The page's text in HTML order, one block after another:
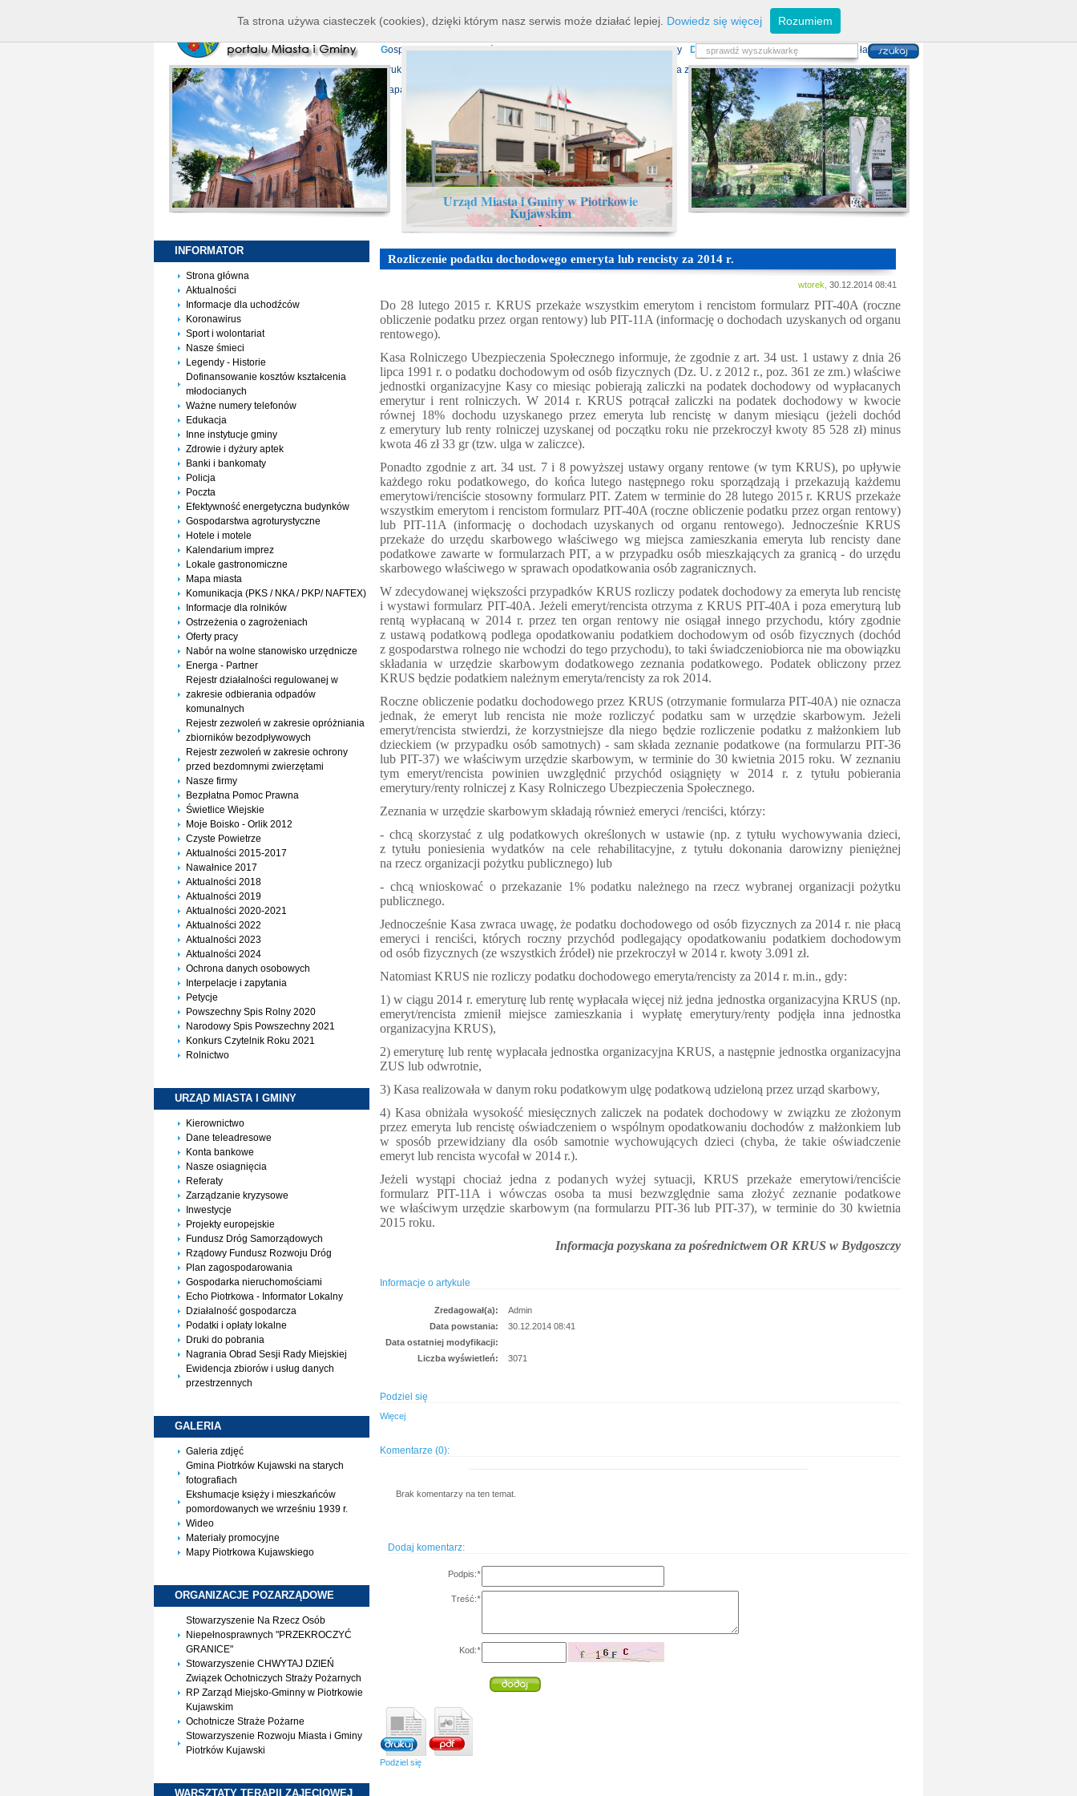
arządzanie kryzysowe
P
rojekty europejskie undusz Dróg Samorządowych ządowy Fundusz Rozwoju Dróg
lan zagospodarowania
Gospodarka nieruchomościami Echo Piotrkowa - Informator Lokalny D ziałalność gospodarcza
odatki i opłaty lokalne
D ruki do pobrania
widencja zbiorów i usług danych przestrzennych
Mapa serwisu
Urząd Miasta i Gminy w Piotrkowie
Kujawskim
-
INFORMATOR
Strona główna
Aktualności
Informacje dla uchodźców
Koronawirus
Sport i wolontariat
Nasze śmieci
Legendy - Historie
Dofinansowanie kosztów kształcenia
młodocianych
Ważne numery telefonów
Edukacja
Inne instytucje gminy
Zdrowie i dyżury aptek
Banki i bankomaty
Policja
Poczta
Efektywność energetyczna budynków
Gospodarstwa agroturystyczne
Hotele i motele
Kalendarium imprez
Lokale gastronomiczne
Mapa miasta
Komunikacja (PKS / NKA / PKP/ NAFTEX)
Informacje dla rolników
Ostrzeżenia o zagrożeniach
Oferty pracy
Nabór na wolne stanowisko urzędnicze
Energa - Partner
Rejestr działalności regulowanej w
zakresie odbierania odpadów
komunalnych
Rejestr zezwoleń w zakresie opróżniania
zbiorników bezodpływowych
Rejestr zezwoleń w zakresie ochrony
przed bezdomnymi zwierzętami
Nasze firmy
Bezpłatna Pomoc Prawna
Świetlice Wiejskie
Moje Boisko - Orlik 2012
Czyste Powietrze
Aktualności 2015-2017
Nawałnice 2017
Aktualności 2018
Aktualności 2019
Aktualności 2020-2021
Aktualności 2022
Aktualności 2023
Aktualności 2024
Ochrona danych osobowych
Interpelacje i zapytania
Petycje
Powszechny Spis Rolny 2020
Narodowy Spis Powszechny 2021
Konkurs Czytelnik Roku 2021
Rolnictwo
URZĄD MIASTA I GMINY
Kierownictwo
Dane teleadresowe
Konta bankowe
Nasze osiagnięcia
Referaty
Zarządzanie kryzysowe
Inwestycje
Projekty europejskie
Fundusz Dróg Samorządowych
Rządowy Fundusz Rozwoju Dróg
Plan zagospodarowania
Gospodarka nieruchomościami
Echo Piotrkowa - Informator Lokalny
Działalność gospodarcza
Podatki i opłaty lokalne
Druki do pobrania
Nagrania Obrad Sesji Rady Miejskiej
Ewidencja zbiorów i usług danych
przestrzennych
GALERIA
Galeria zdjęć
Gmina Piotrków Kujawski na starych
fotografiach
Ekshumacje księży i mieszkańców
pomordowanych we wrześniu 1939 r.
Wideo
Materiały promocyjne
Mapy Piotrkowa Kujawskiego
ORGANIZACJE POZARZĄDOWE
Stowarzyszenie Na Rzecz Osób
Niepełnosprawnych "PRZEKROCZYĆ
GRANICE"
Stowarzyszenie CHWYTAJ DZIEŃ
Związek Ochotniczych Straży Pożarnych
RP Zarząd Miejsko-Gminny w Piotrkowie
Kujawskim
Ochotnicze Straże Pożarne
Stowarzyszenie Rozwoju Miasta i Gminy
Piotrków Kujawski
WARSZTATY TERAPII ZAJĘCIOWEJ
Rozliczenie podatku dochodowego emeryta lub rencisty za 2014 r.
wtorek, 30.12.2014 08:41
Do 28 lutego 2015 r. KRUS przekaże wszystkim emerytom i rencistom formularz PIT-40A (roczne
obliczenie podatku przez organ rentowy) lub PIT-11A (informację o dochodach uzyskanych od organu
rentowego).
Kasa Rolniczego Ubezpieczenia Społecznego informuje, że zgodnie z art. 34 ust. 1 ustawy z dnia 26
lipca 1991 r. o podatku dochodowym od osób fizycznych (Dz. U. z 2012 r., poz. 361 ze zm.) właściwe
jednostki organizacyjne Kasy co miesiąc pobierają zaliczki na podatek dochodowy od wypłacanych
emerytur i rent rolniczych. W 2014 r. KRUS potrącał zaliczki na podatek dochodowy w kwocie
równej 18% dochodu uzyskanego przez emeryta lub rencistę w danym miesiącu (jeżeli dochód
z emerytury lub renty rolniczej uzyskanej od początku roku nie przekroczył kwoty 85 528 zł) minus
kwota 46 zł 33 gr (tzw. ulga w zaliczce).
Ponadto zgodnie z art. 34 ust. 7 i 8 powyższej ustawy organy rentowe (w tym KRUS), po upływie
każdego roku podatkowego, do końca lutego następnego roku sporządzają i przekazują każdemu
emerytowi/renciście stosowny formularz PIT. Zatem w terminie do 28 lutego 2015 r. KRUS przekaże
wszystkim emerytom i rencistom formularz PIT-40A (roczne obliczenie podatku przez organ rentowy)
lub PIT-11A (informację o dochodach uzyskanych od organu rentowego). Jednocześnie KRUS
przekaże do urzędu skarbowego właściwego wg miejsca zamieszkania emeryta lub rencisty dane
podatkowe zawarte w formularzach PIT, a w przypadku osób mieszkających za granicą - do urzędu
skarbowego właściwego w sprawach opodatkowania osób zagranicznych.
W zdecydowanej większości przypadków KRUS rozliczy podatek dochodowy za emeryta lub rencistę
i wystawi formularz PIT-40A. Jeżeli emeryt/rencista otrzyma z KRUS PIT-40A i poza emeryturą lub
rentą wypłacaną w 2014 r. przez ten organ rentowy nie osiągał innego przychodu, który zgodnie
z ustawą podatkową podlega opodatkowaniu podatkiem dochodowym od osób fizycznych (dochód
z gospodarstwa rolnego nie wchodzi do tego przychodu), to taki świadczeniobiorca nie ma obowiązku
składania w urzędzie skarbowym dodatkowego zeznania podatkowego. Podatek obliczony przez
KRUS będzie podatkiem należnym emeryta/rencisty za rok 2014.
Roczne obliczenie podatku dochodowego przez KRUS (otrzymanie formularza PIT-40A) nie oznacza
jednak, że emeryt lub rencista nie może rozliczyć podatku sam w urzędzie skarbowym. Jeżeli
emeryt/rencista stwierdzi, że korzystniejsze dla niego będzie rozliczenie podatku z małżonkiem lub
dzieckiem (w przypadku osób samotnych) - sam składa zeznanie podatkowe (na formularzu PIT-36
lub PIT-37) we właściwym urzędzie skarbowym, w terminie do 30 kwietnia 2015 roku. W zeznaniu
tym emeryt/rencista powinien uwzględnić przychód osiągnięty w 2014 r. z tytułu pobierania
emerytury/renty rolniczej z Kasy Rolniczego Ubezpieczenia Społecznego.
Zeznania w urzędzie skarbowym składają również emeryci /renciści, którzy:
- chcą skorzystać z ulg podatkowych określonych w ustawie (np. z tytułu wychowywania dzieci,
z tytułu poniesienia wydatków na cele rehabilitacyjne, z tytułu dokonania darowizny pieniężnej
na rzecz organizacji pożytku publicznego) lub
- chcą wnioskować o przekazanie 1% podatku należnego na rzecz wybranej organizacji pożytku
publicznego.
Jednocześnie Kasa zwraca uwagę, że podatku dochodowego od osób fizycznych za 2014 r. nie płacą
emeryci i renciści, których roczny przychód podlegający opodatkowaniu podatkiem dochodowym
od osób fizycznych (ze wszystkich źródeł) nie przekroczył w 2014 r. kwoty 3.091 zł.
Natomiast KRUS nie rozliczy podatku dochodowego emeryta/rencisty za 2014 r. m.in., gdy:
1) w ciągu 2014 r. emeryturę lub rentę wypłacała więcej niż jedna jednostka organizacyjna KRUS (np.
emeryt/rencista zmienił miejsce zamieszkania i wypłatę emerytury/renty podjęła inna jednostka
organizacyjna KRUS),
2) emeryturę lub rentę wypłacała jednostka organizacyjna KRUS, a następnie jednostka organizacyjna
ZUS lub odwrotnie,
3) Kasa realizowała w danym roku podatkowym ulgę podatkową udzieloną przez urząd skarbowy,
4) Kasa obniżała wysokość miesięcznych zaliczek na podatek dochodowy w związku ze złożonym
przez emeryta lub rencistę oświadczeniem o wspólnym opodatkowaniu dochodów z małżonkiem lub
w sposób przewidziany dla osób samotnie wychowujących dzieci (chyba, że takie oświadczenie
emeryt lub rencista wycofał w 2014 r.).
Jeżeli wystąpi chociaż jedna z podanych wyżej sytuacji, KRUS przekaże emerytowi/renciście
formularz PIT-11A i wówczas osoba ta musi bezwzględnie sama złożyć zeznanie podatkowe
we właściwym urzędzie skarbowym (na formularzu PIT-36 lub PIT-37), w terminie do 30 kwietnia
2015 roku.
Informacja pozyskana za pośrednictwem OR KRUS w Bydgoszczy
Informacje o artykule
Zredagował(a):
Admin
Data powstania:
30.12.2014 08:41
Data ostatniej modyfikacji:
Liczba wyświetleń:
3071
Podziel się
Więcej
Komentarze (0):
Brak komentarzy na ten temat.
Dodaj komentarz:
Podpis:*
Treść:*
Kod:*
Podziel się
Ta strona używa ciasteczek (cookies), dzięki którym nasz serwis może działać lepiej. Dowiedz się więcej Rozumiem